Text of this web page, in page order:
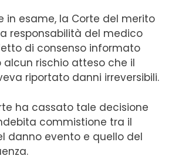
in esame, la Corte del merito
responsabilità del medico
di consenso informato
alcun rischio atteso che il
riportato danni irreversibili.
ha cassato tale decisione
commistione tra il
danno evento e quello del